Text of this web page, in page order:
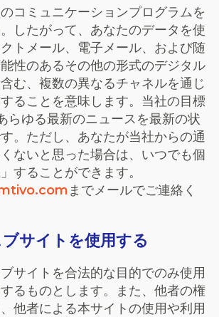
コミュニケーションプログラムを
したがって、あなたのデータを使
トメール、電子メール、および随
性のあるその他の形式のデジタル
む、複数の異なるチャネルを通じ
ることを意味します。当社の目標
らゆる最新のニュースを最新の状
。ただし、あなたが当社からの通
ないと思った場合は、いつでも個
することができます。
までメールでご連絡く
サイトを使用する
サイトを合法的な目的でのみ使用
るものとします。また、他者の権
他者による本サイトの使用や利用